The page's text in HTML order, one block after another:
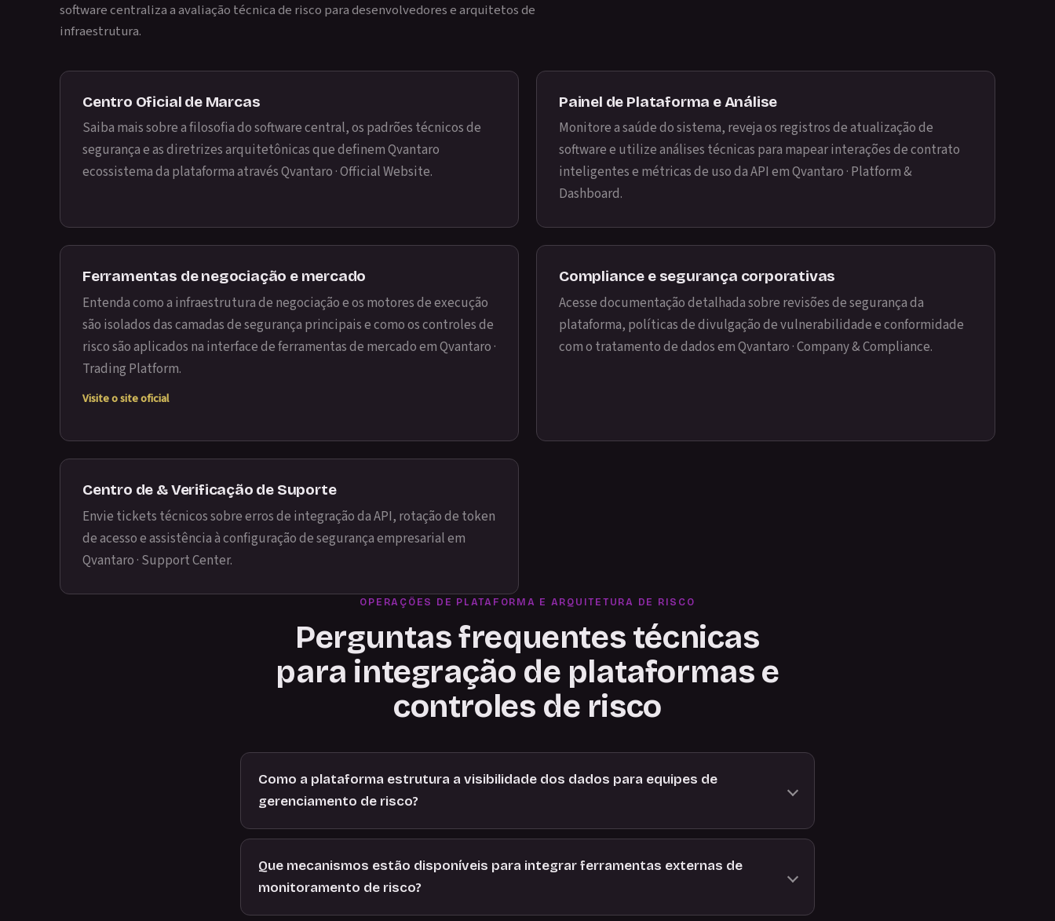
software centraliza a avaliação técnica de risco para desenvolvedores e arquitetos de
infraestrutura.
Centro Oficial de Marcas
Saiba mais sobre a filosofia do software central, os padrões técnicos de
segurança e as diretrizes arquitetônicas que definem Qvantaro
ecossistema da plataforma atravésQvantaro · Official Website.
Painel de Plataforma e Análise
Monitore a saúde do sistema, reveja os registros de atualização de
software e utilize análises técnicas para mapear interações de contrato
inteligentes e métricas de uso da API emQvantaro · Platform &
Dashboard.
Ferramentas de negociação e mercado
Entenda como a infraestrutura de negociação e os motores de execução
são isolados das camadas de segurança principais e como os controles de
risco são aplicados na interface de ferramentas de mercado emQvantaro ·
Trading Platform.
Visite o site oficial
Compliance e segurança corporativas
Acesse documentação detalhada sobre revisões de segurança da
plataforma, políticas de divulgação de vulnerabilidade e conformidade
com o tratamento de dados emQvantaro · Company & Compliance.
Centro de & Verificação de Suporte
Envie tickets técnicos sobre erros de integração da API, rotação de token
de acesso e assistência à configuração de segurança empresarial em
Qvantaro · Support Center.
OPERAÇÕES DE PLATAFORMA E ARQUITETURA DE RISCO
Perguntas frequentes técnicas
para integração de plataformas e
controles de risco
Como a plataforma estrutura a visibilidade dos dados para equipes de
gerenciamento de risco?
Que mecanismos estão disponíveis para integrar ferramentas externas de
monitoramento de risco?